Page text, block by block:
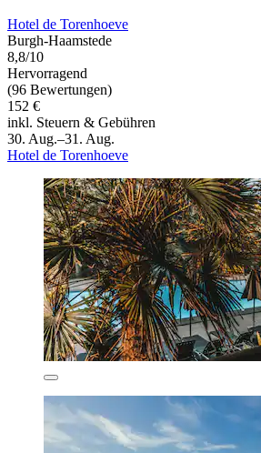
Hotel de Torenhoeve
Burgh-Haamstede
8,8/10
Hervorragend
(96 Bewertungen)
152 €
inkl. Steuern & Gebühren
30. Aug.–31. Aug.
Hotel de Torenhoeve